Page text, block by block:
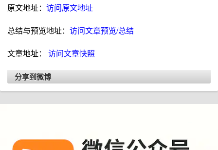
原文地址： 访问原文地址
总结与预览地址： 访问文章预览/总结
文章地址： 访问文章快照
分享到微博